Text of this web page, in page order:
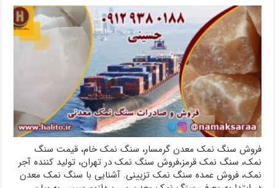
فروش سنگ نمک معدن گرمسار، سنگ نمک خام، قیمت سنگ
نمک، سنگ نمک قرمز،فروش سنگ نمک در تهران، تولید کننده آجر
نمک، فروش عمده سنگ نمک تزیینی. آشنایی با سنگ نمک معدن